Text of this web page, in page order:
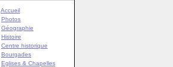
Accueil
Photos
Géographie
Histoire
Centre historique
Bourgades
Eglises & Chapelles